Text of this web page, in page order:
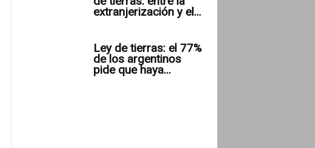
extranjerización y el...
Ley de tierras: el 77%
de los argentinos
pide que haya...